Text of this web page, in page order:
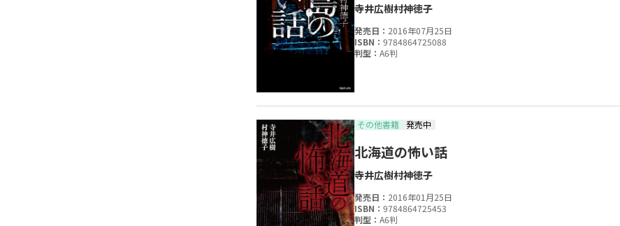
寺井広樹村神徳子
発売日： 2016年07月25日
ISBN： 9784864725088
判型： A6判
その他書籍 発売中
北海道の怖い話
寺井広樹村神徳子
発売日： 2016年01月25日
ISBN： 9784864725453
判型： A6判